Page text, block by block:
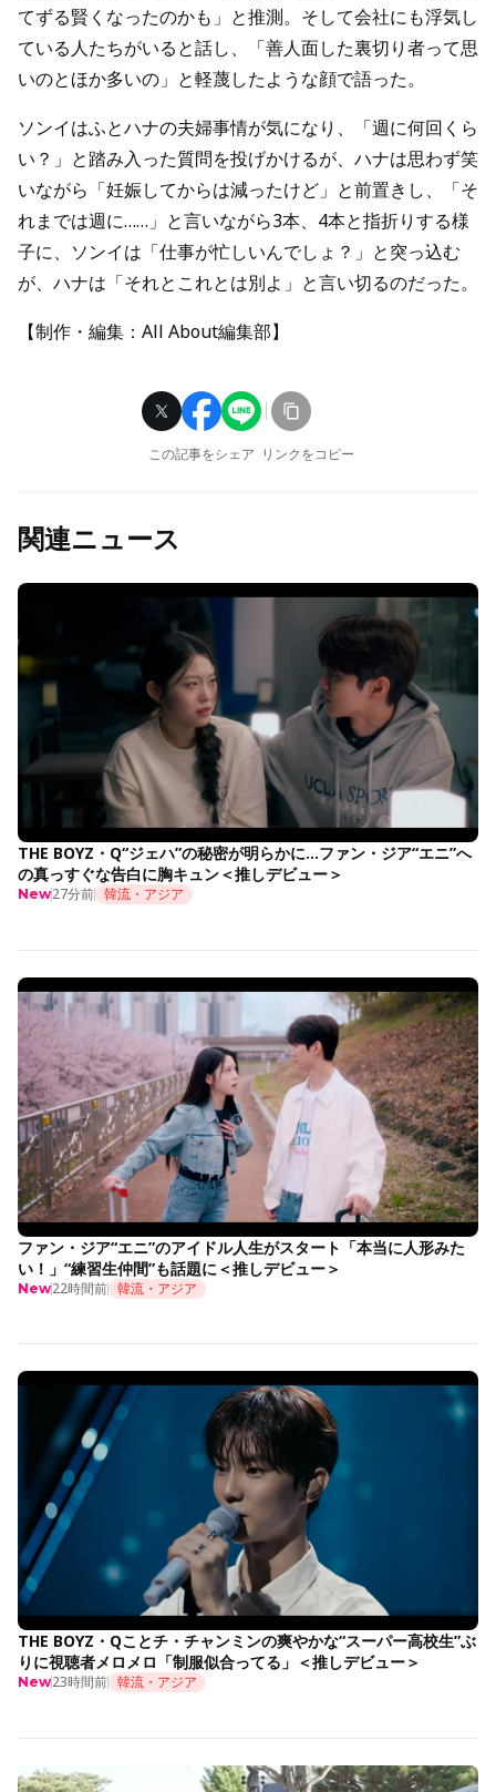
てずる賢くなったのかも」と推測。そして会社にも浮気し
ている人たちがいると話し、「善人面した裏切り者って思
いのとほか多いの」と軽蔑したような顔で語った。
ソンイはふとハナの夫婦事情が気になり、「週に何回くら
い？」と踏み入った質問を投げかけるが、ハナは思わず笑
いながら「妊娠してからは減ったけど」と前置きし、「そ
れまでは週に……」と言いながら3本、4本と指折りする様
子に、ソンイは「仕事が忙しいんでしょ？」と突っ込む
が、ハナは「それとこれとは別よ」と言い切るのだった。
【制作・編集：All About編集部】
この記事をシェア リンクをコピー
関連ニュース
THE BOYZ・Q“ジェハ”の秘密が明らかに…ファン・ジア“エニ”へ
の真っすぐな告白に胸キュン＜推しデビュー＞
New27分前 韓流・アジア
ファン・ジア“エニ”のアイドル人生がスタート「本当に人形みた
い！」“練習生仲間”も話題に＜推しデビュー＞
New22時間前 韓流・アジア
THE BOYZ・Qことチ・チャンミンの爽やかな“スーパー高校生”ぶ
りに視聴者メロメロ「制服似合ってる」＜推しデビュー＞
New23時間前 韓流・アジア